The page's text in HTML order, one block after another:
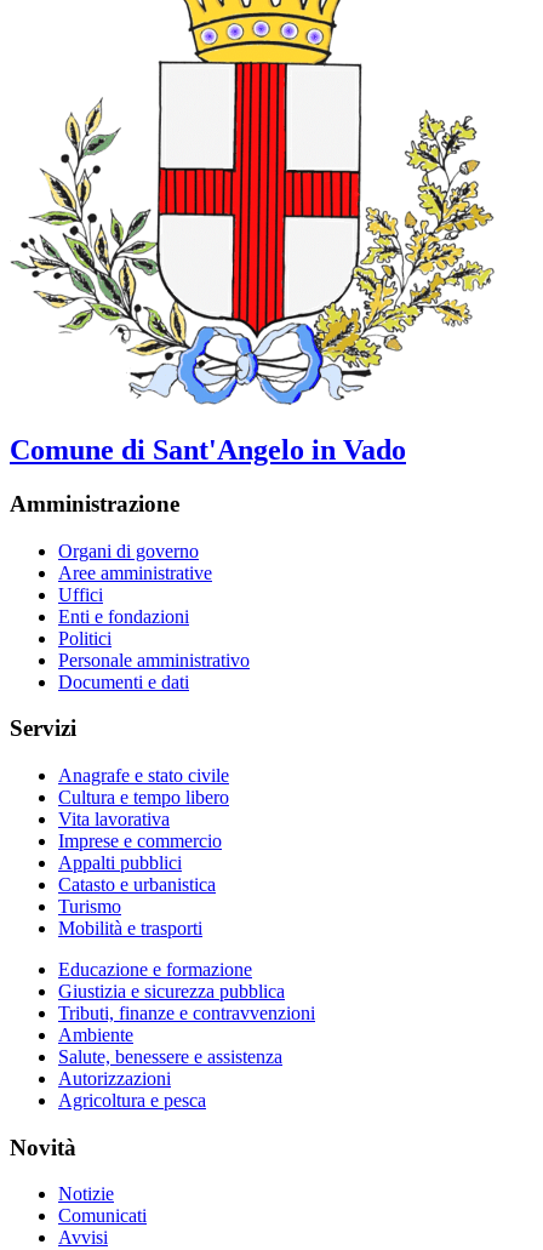
Comune di Sant'Angelo in Vado
Amministrazione
Organi di governo
Aree amministrative
Uffici
Enti e fondazioni
Politici
Personale amministrativo
Documenti e dati
Servizi
Anagrafe e stato civile
Cultura e tempo libero
Vita lavorativa
Imprese e commercio
Appalti pubblici
Catasto e urbanistica
Turismo
Mobilità e trasporti
Educazione e formazione
Giustizia e sicurezza pubblica
Tributi, finanze e contravvenzioni
Ambiente
Salute, benessere e assistenza
Autorizzazioni
Agricoltura e pesca
Novità
Notizie
Comunicati
Avvisi